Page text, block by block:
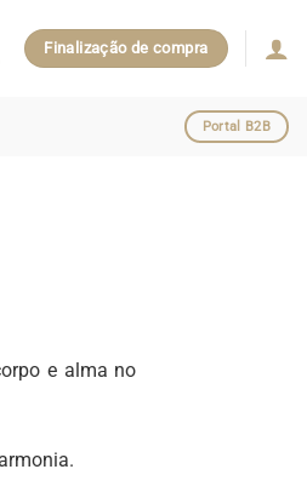
Finalização de compra
Portal B2B
e alma no